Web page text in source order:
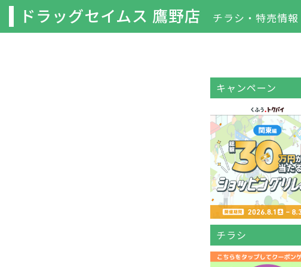
ドラッグセイムス 鷹野店 チラシ・特売情報
キャンペーン
チラシ